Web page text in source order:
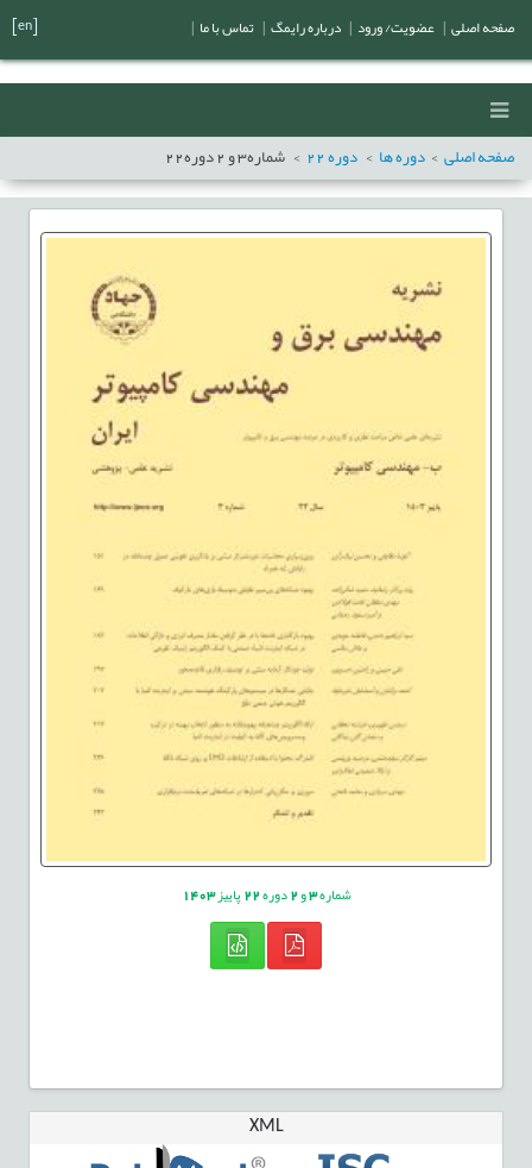
صفحه اصلی دوره ها دوره22 شماره3و2دوره22
شماره3و2دوره22پاییز1403
XML
صفحه اصلی عضویت/ ورود درباره رایمگ تماس با ما